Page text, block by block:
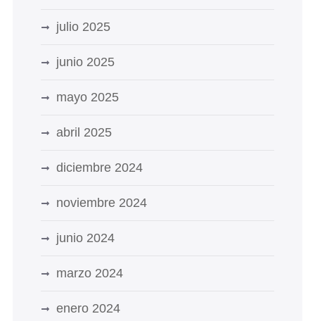
julio 2025
junio 2025
mayo 2025
abril 2025
diciembre 2024
noviembre 2024
junio 2024
marzo 2024
enero 2024